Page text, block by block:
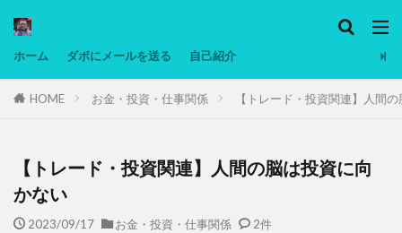
ホーム ダボにメールを送る 自己紹介
HOME お金・投資・仕事関係 【トレード・投資関連】人間
【トレード・投資関連】人間の脳は投資に向
かない
2023/09/17 お金・投資・仕事関係 2件
タグ
マレーシア動画
ヨーグルト
低温調理・スロークッカー
備忘録
動画 日本人村社会